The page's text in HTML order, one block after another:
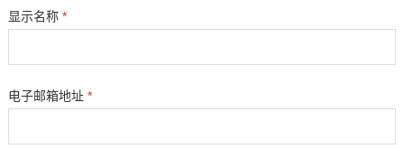
显示名称 *
电子邮箱地址 *